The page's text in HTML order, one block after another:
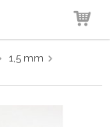
1,5 mm